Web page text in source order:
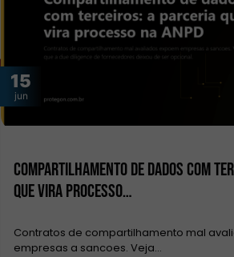
15
jun
Compartilhamento de dados com
que vira processo…
Contratos de compartilhamento mal
empresas a sancoes. Veja…